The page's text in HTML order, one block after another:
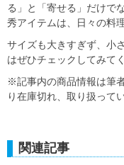
る」と「寄せる」だけで
秀アイテムは、日々の料
サイズも大きすぎず、小
はぜひチェックしてみて
※記事内の商品情報は筆
り在庫切れ、取り扱って
関連記事